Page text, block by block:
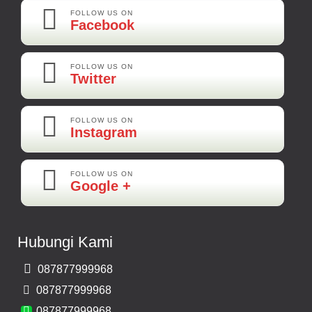
Maya-Palembang
Barang Sudah Sampai Mbak Ratna Makasih
FOLLOW US ON
Facebook
FOLLOW US ON
Twitter
FOLLOW US ON
Instagram
FOLLOW US ON
Google +
Hubungi Kami
087877999968
087877999968